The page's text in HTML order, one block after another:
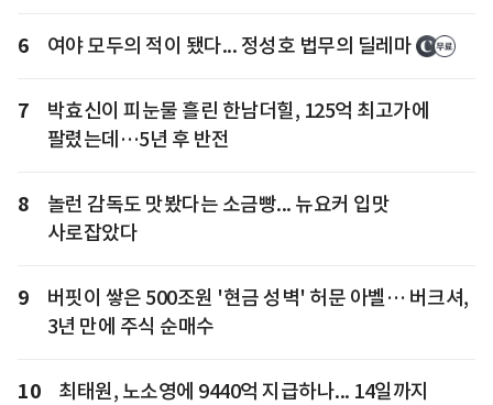
6 여야 모두의 적이 됐다... 정성호 법무의 딜레마
7
박효신이 피눈물 흘린 한남더힐, 125억 최고가에
팔렸는데…5년 후 반전
8
놀런 감독도 맛봤다는 소금빵... 뉴요커 입맛
사로잡았다
9
버핏이 쌓은 500조원 '현금 성벽' 허문 아벨… 버크셔,
3년 만에 주식 순매수
10
최태원, 노소영에 9440억 지급하나... 14일까지